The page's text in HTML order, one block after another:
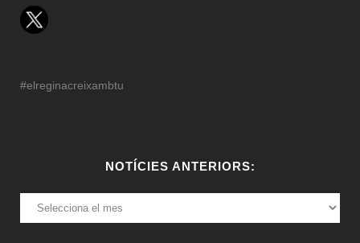
#elreginacreixambtu
NOTÍCIES ANTERIORS:
NOTÍCIES
ANTERIORS: